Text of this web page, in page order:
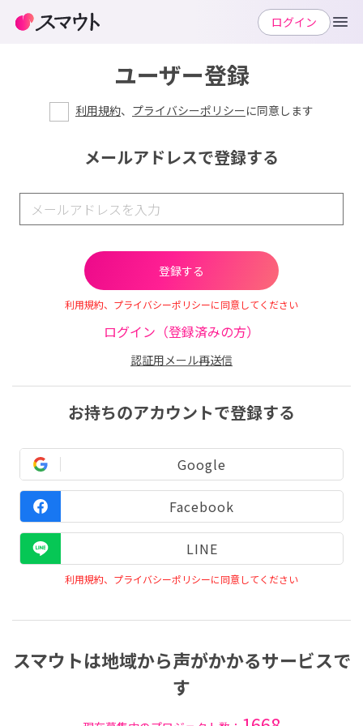
ユーザー登録
利用規約、 プライバシーポリシーに同意します
メールアドレスで登録する
利用規約、プライバシーポリシーに同意してください
ログイン（登録済みの方）
認証用メール再送信
お持ちのアカウントで登録する
Google
Facebook
LINE
利用規約、プライバシーポリシーに同意してください
スマウトは地域から声がかかるサービスで
す
ログイン